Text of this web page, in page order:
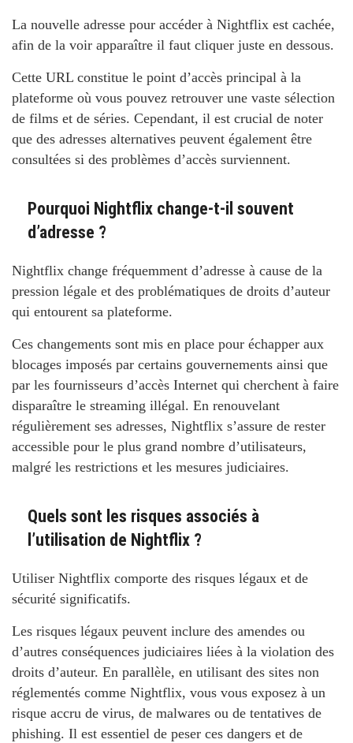
La nouvelle adresse pour accéder à Nightflix est cachée,
afin de la voir apparaître il faut cliquer juste en dessous.
Cette URL constitue le point d’accès principal à la
plateforme où vous pouvez retrouver une vaste sélection
de films et de séries. Cependant, il est crucial de noter
que des adresses alternatives peuvent également être
consultées si des problèmes d’accès surviennent.
Pourquoi Nightflix change-t-il souvent
d’adresse ?
Nightflix change fréquemment d’adresse à cause de la
pression légale et des problématiques de droits d’auteur
qui entourent sa plateforme.
Ces changements sont mis en place pour échapper aux
blocages imposés par certains gouvernements ainsi que
par les fournisseurs d’accès Internet qui cherchent à faire
disparaître le streaming illégal. En renouvelant
régulièrement ses adresses, Nightflix s’assure de rester
accessible pour le plus grand nombre d’utilisateurs,
malgré les restrictions et les mesures judiciaires.
Quels sont les risques associés à
l’utilisation de Nightflix ?
Utiliser Nightflix comporte des risques légaux et de
sécurité significatifs.
Les risques légaux peuvent inclure des amendes ou
d’autres conséquences judiciaires liées à la violation des
droits d’auteur. En parallèle, en utilisant des sites non
réglementés comme Nightflix, vous vous exposez à un
risque accru de virus, de malwares ou de tentatives de
phishing. Il est essentiel de peser ces dangers et de